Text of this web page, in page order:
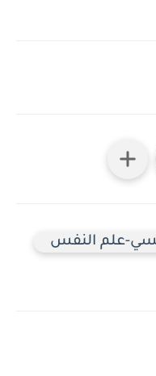
علم النفس